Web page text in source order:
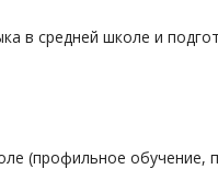
в средней школе и
(профильное обучение,